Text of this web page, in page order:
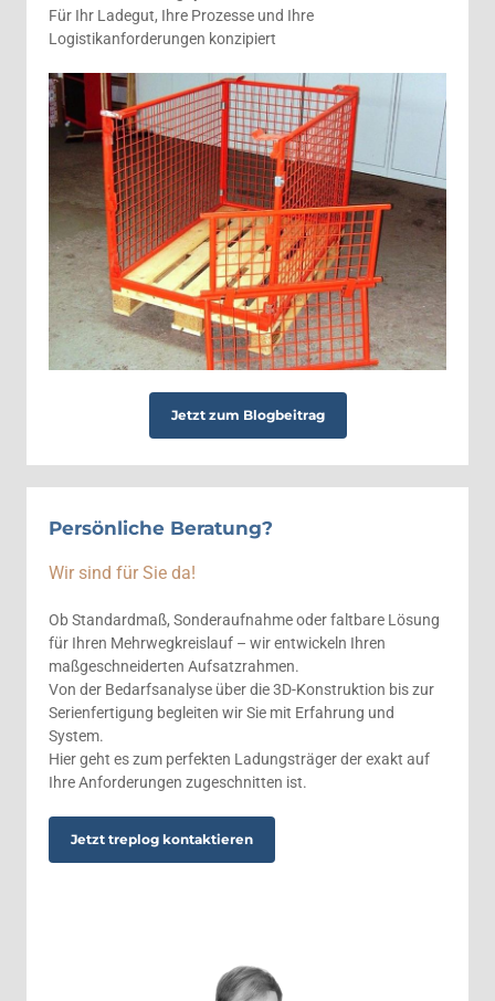
Für Ihr Ladegut, Ihre Prozesse und Ihre
Logistikanforderungen konzipiert
Jetzt zum Blogbeitrag
Persönliche Beratung?
Wir sind für Sie da!
Ob Standardmaß, Sonderaufnahme oder faltbare Lösung
für Ihren Mehrwegkreislauf – wir entwickeln Ihren
maßgeschneiderten Aufsatzrahmen.
Von der Bedarfsanalyse über die 3D-Konstruktion bis zur
Serienfertigung begleiten wir Sie mit Erfahrung und
System.
Hier geht es zum perfekten Ladungsträger der exakt auf
Ihre Anforderungen zugeschnitten ist.
Jetzt treplog kontaktieren